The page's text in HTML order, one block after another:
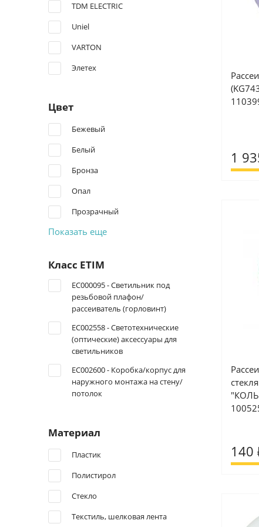
TDM ELECTRIC
Uniel
VARTON
Элетех
Цвет
Бежевый
Белый
Бронза
Опал
Прозрачный
Показать еще
Класс ETIM
EC000095 - Светильник под
резьбовой плафон/
рассеиватель (горловинт)
EC002558 - Светотехнические
(оптические) аксессуары для
светильников
EC002600 - Коробка/корпус для
наружного монтажа на стену/
потолок
Материал
Пластик
Полистирол
Стекло
Текстиль, шелковая лента
1
140